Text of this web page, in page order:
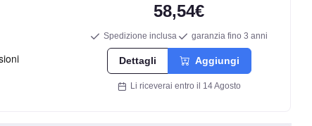
58,54€
Spedizione inclusa garanzia fino 3 anni
Dettagli Aggiungi
Li riceverai entro il 14 Agosto